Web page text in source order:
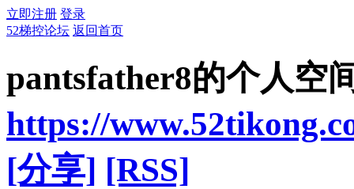
立即注册 登录
52梯控论坛 返回首页
pantsfather8的个人空
https://
[分享] [RSS]